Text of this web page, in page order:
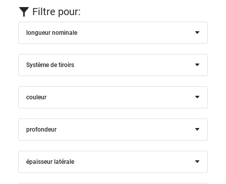
Filtre pour:
longueur nominale
Système de tiroirs
couleur
profondeur
épaisseur latérale